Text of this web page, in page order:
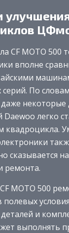
CF MOTO 500
вполне
По словам
некоторые
легко
квадроцикла.
сказывается на
ремонта.
MOTO 500
полевых
деталей и
выполнять